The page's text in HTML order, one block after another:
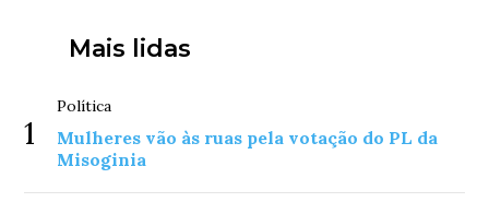
Mais lidas
1
Política
Mulheres vão às ruas pela votação do PL da
Misoginia